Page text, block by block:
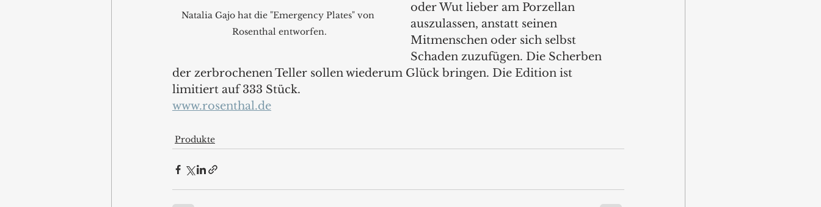
Natalia Gajo hat die "Emergency Plates" von
Rosenthal entworfen.
oder Wut lieber am Porzellan
auszulassen, anstatt seinen
Mitmenschen oder sich selbst
Schaden zuzufügen. Die Scherben
der zerbrochenen Teller sollen wiederum Glück bringen. Die Edition ist
limitiert auf 333 Stück.
www.rosenthal.de
Produkte